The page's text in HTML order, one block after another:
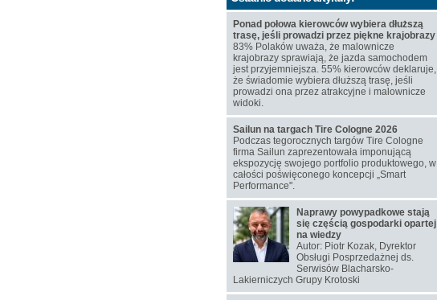
Ponad połowa kierowców wybiera dłuższą
trasę, jeśli prowadzi przez piękne krajobrazy
83% Polaków uważa, że malownicze
krajobrazy sprawiają, że jazda samochodem
jest przyjemniejsza. 55% kierowców deklaruje,
że świadomie wybiera dłuższą trasę, jeśli
prowadzi ona przez atrakcyjne i malownicze
widoki.
Sailun na targach Tire Cologne 2026
Podczas tegorocznych targów Tire Cologne
firma Sailun zaprezentowała imponującą
ekspozycję swojego portfolio produktowego, w
całości poświęconego koncepcji „Smart
Performance".
Naprawy powypadkowe stają
się częścią gospodarki opartej
na wiedzy
Autor: Piotr Kozak, Dyrektor
Obsługi Posprzedażnej ds.
Serwisów Blacharsko-
Lakierniczych Grupy Krotoski